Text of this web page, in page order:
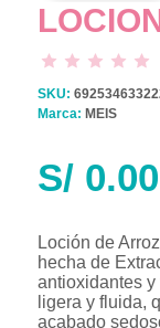
SKU:
Marca: MEIS
S/0.00
Loción de
hecha de
antioxidantes y
ligera y fluida,
acabado